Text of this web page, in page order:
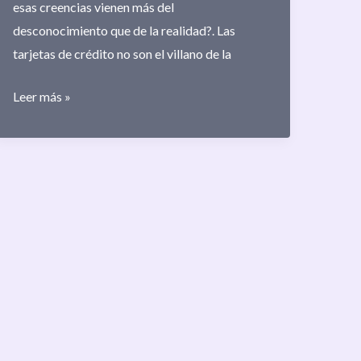
esas creencias vienen más del
desconocimiento que de la realidad?. Las
tarjetas de crédito no son el villano de la
Tarjetas
Crédito:
Leer más »